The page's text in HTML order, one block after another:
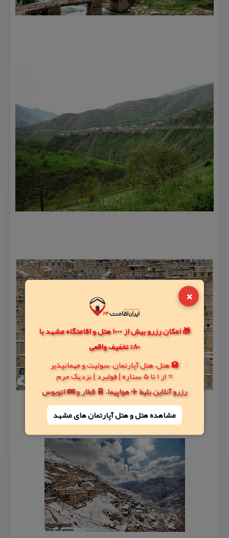
×
🎁 امکان رزرو بیش از 1000 هتل و اقامتگاه مشهد با
80% تخفیف واقعی
🏨 هتل، هتل آپارتمان، سوئیت و مهمانپذیر
⭐ از 1 تا 5 ستاره | فولبرد | نزدیک حرم
رزرو آنلاین بلیط ✈️ هواپیما، 🚆 قطار و 🚌 اتوبوس
مشاهده هتل و هتل‌ آپارتمان های مشهد